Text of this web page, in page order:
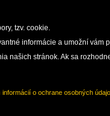
EDIČNÁ ČINNOSŤ
tzv. cookie.
informácie a umožní vám
našich stránok. Ak sa
informácií o ochrane osobných